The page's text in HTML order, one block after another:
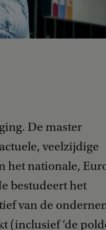
De master
veelzijdige
het nationale,
bestudeert het
van de
(inclusief ‘de